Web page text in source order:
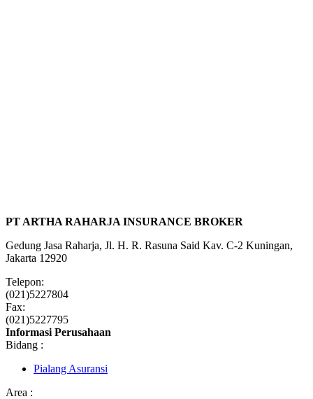
PT ARTHA RAHARJA INSURANCE BROKER
Gedung Jasa Raharja, Jl. H. R. Rasuna Said Kav. C-2 Kuningan,
Jakarta 12920
Telepon:
(021)5227804
Fax:
(021)5227795
Informasi Perusahaan
Bidang :
Pialang Asuransi
Area :